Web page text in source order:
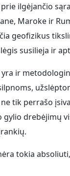
ilgėjančio
Maroke ir
geofizikus
susilieja ir
ir
tik perrašo
drebėjimų
tokia